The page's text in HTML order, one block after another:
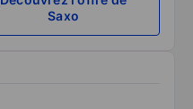
Saxo